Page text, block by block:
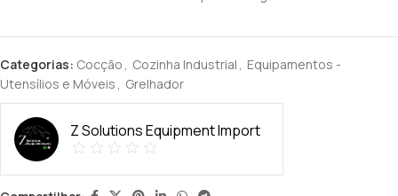
Categorias: Cocção , Cozinha Industrial , Equipamentos -
Utensílios e Móveis , Grelhador
Z Solutions Equipment Import